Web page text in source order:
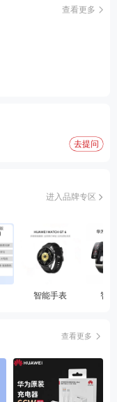
查看更多
去提问
进入品牌专区
智能手表 智
查看更多